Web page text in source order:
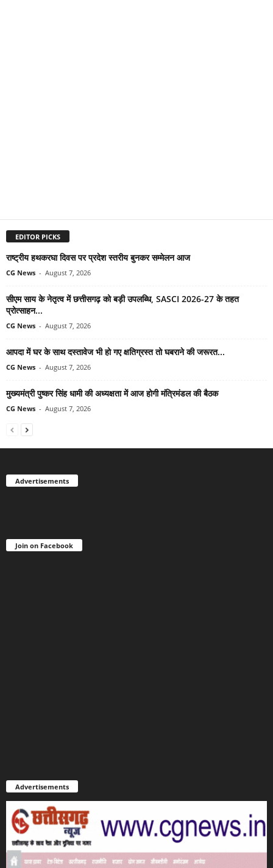
EDITOR PICKS
राष्ट्रीय हथकरघा दिवस पर प्रदेश स्तरीय बुनकर सम्मेलन आज
CG News - August 7, 2026
सीएम साय के नेतृत्व में छत्तीसगढ़ को बड़ी उपलब्धि, SASCI 2026-27 के तहत
प्रोत्साहन...
CG News - August 7, 2026
आपदा में घर के साथ दस्तावेज भी हो गए क्षतिग्रस्त तो घबराने की जरूरत...
CG News - August 7, 2026
मुख्यमंत्री पुष्कर सिंह धामी की अध्यक्षता में आज होगी मंत्रिमंडल की बैठक
CG News - August 7, 2026
Advertisements
Join on Facebook
Advertisements